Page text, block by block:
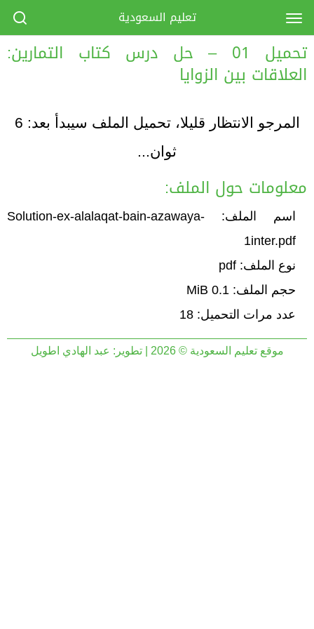
تحميل 01 – حل درس كتاب التمارين:
العلاقات بين الزوايا
المرجو الانتظار قليلا، تحميل الملف سيبدأ بعد: 6
ثوان...
معلومات حول الملف:
اسم الملف: Solution-ex-alalaqat-bain-azawaya-
1inter.pdf
نوع الملف: pdf
حجم الملف: 0.1 MiB
عدد مرات التحميل: 18
موقع تعليم السعودية © 2026 | تطوير: عبد الهادي اطويل
تعليم السعودية